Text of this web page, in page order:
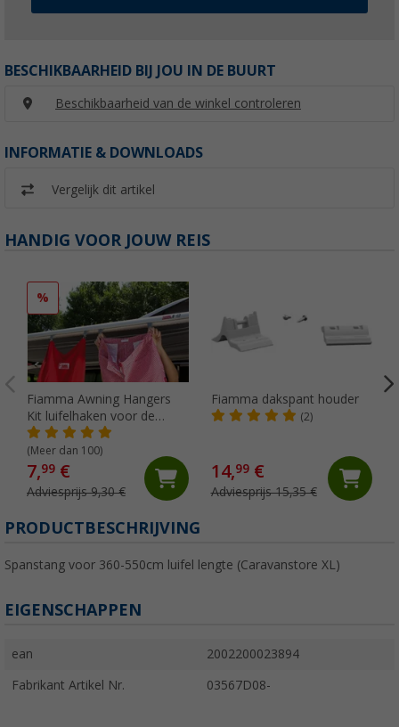
BESCHIKBAARHEID BIJ JOU IN DE BUURT
Beschikbaarheid van de winkel controleren
INFORMATIE & DOWNLOADS
Vergelijk dit artikel
HANDIG VOOR JOUW REIS
%
Fiamma Awning Hangers
Kit luifelhaken voor de
peesgeleider
(Meer dan 100)
7,99 €
Adviesprijs 9,30 €
Fiamma dakspant houder
(2)
14,99€
Adviesprijs 15,35 €
PRODUCTBESCHRIJVING
Spanstang voor 360-550cm luifel lengte (Caravanstore XL)
EIGENSCHAPPEN
ean 2002200023894
Fabrikant Artikel Nr. 03567D08-